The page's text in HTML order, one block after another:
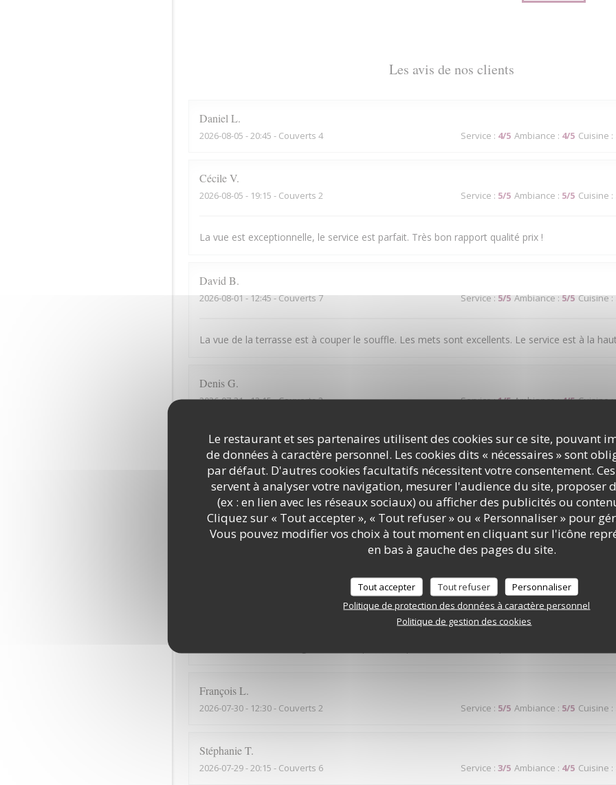
Le restaurant et ses partenaires utilisent des cookies sur ce site, pouvant
de données à caractère personnel. Les cookies dits « nécessaires » sont
par défaut. D'autres cookies facultatifs nécessitent votre consentement.
servent à analyser votre navigation, mesurer l'audience du site, proposer
(ex : en lien avec les réseaux sociaux) ou afficher des publicités ou
Cliquez sur « Tout accepter », « Tout refuser » ou « Personnaliser » pour
Vous pouvez modifier vos choix à tout moment en cliquant sur l'icône
en bas à gauche des pages du site.
Tout accepter Tout refuser
Personnaliser
Politique de protection des données à caractère personnel
Politique de gestion des cookies
Les avis de nos clients
Daniel L
2026-08-05 - 20:45 - Couverts 4 Service : 4/5 Ambiance : 4/5 Cuisine :
CécileV
2026-08-05 - 19:15 - Couverts 2 Service : 5/5 Ambiance : 5/5 Cuisine :
La vue est exceptionnelle, le service est parfait. Très bon rapport qualité prix !
David B
2026-08-01- 12:45 - Couverts 7 Service:5/5 Ambiance:5/5 Cuisine:
La vue de la terrasse est à couper le souffle. Les mets sont excellents. Le service est à la
DenisG
2026-07-31- 12:15 - Couverts 2 Service:1/5 Ambiance:4/5 Cuisine:
Bonne cuisine mais service médiocre
Dominique B
2026-07-31- 13:30 - Couverts 2 Service:5 /5 Ambiance:4/5 Cuisine:
Des ventilateurs de plafond seraient appréciés sur la terrasse en période de chaleur.
Service: 5 /5 Ambiance:5/5 Cuisine
FrançoisL
2026-07-30- 12:30 - Couverts 2 Service : 5/5 Ambiance : 5/5 Cuisine :
StéphanieT
2026-07-29- 20:15 - Couverts 6 Service : 3/5 Ambiance : 4/5 Cuisine :